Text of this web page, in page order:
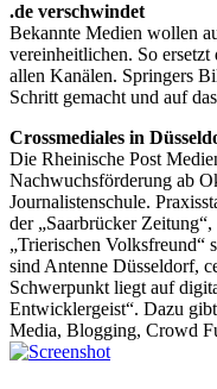
.de verschwindet
Bekannte Medien wollen
vereinheitlichen. So
allen Kanälen. Springers
Schritt gemacht und auf
Crossmediales in
Die Rheinische Post
Nachwuchsförderung ab
Journalistenschule.
der „Saarbrücker
„Trierischen Volksfreund“
sind Antenne Düsseldorf,
Schwerpunkt liegt auf
Entwicklergeist“. Dazu
Media, Blogging, Crowd